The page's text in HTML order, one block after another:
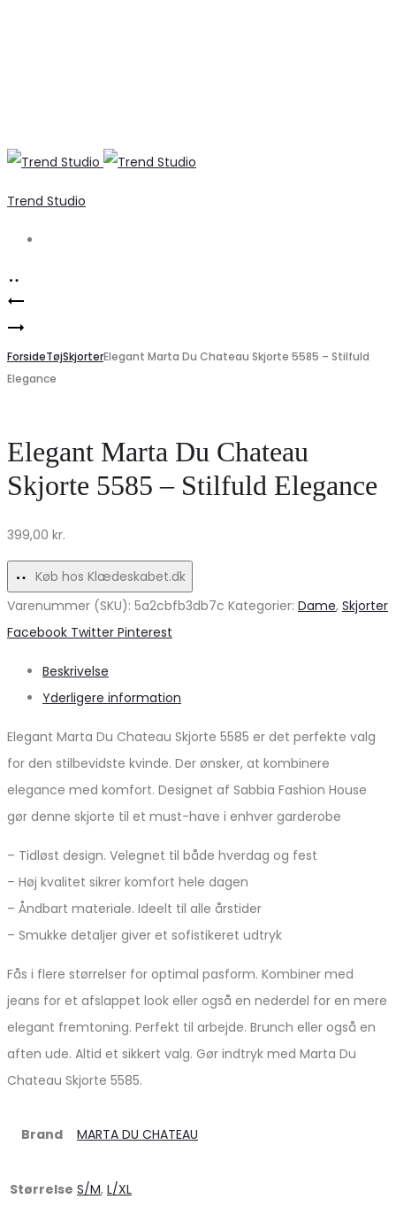
Trend Studio
Product
navigation
støvler
til
–
Margot
1128
tilbud!
VERO
MODA
VMSHELBY
shirt
–
Elegant
alsidig
kvinder!
ForsideTøjSkjorterElegant Marta Du Chateau Skjorte 5585 – Stilfuld
Elegance
Elegant Marta Du Chateau
Skjorte 5585 – Stilfuld Elegance
399,00 kr.
Køb hos Klædeskabet.dk
Varenummer (SKU): 5a2cbfb3db7c Kategorier: Dame, Skjorter
Share
Facebook Twitter Pinterest
Beskrivelse
Yderligere information
Elegant Marta Du Chateau Skjorte 5585 er det perfekte valg
for den stilbevidste kvinde. Der ønsker, at kombinere
elegance med komfort. Designet af Sabbia Fashion House
gør denne skjorte til et must-have i enhver garderobe
– Tidløst design. Velegnet til både hverdag og fest
– Høj kvalitet sikrer komfort hele dagen
– Åndbart materiale. Ideelt til alle årstider
– Smukke detaljer giver et sofistikeret udtryk
Fås i flere størrelser for optimal pasform. Kombiner med
jeans for et afslappet look eller også en nederdel for en mere
elegant fremtoning. Perfekt til arbejde. Brunch eller også en
aften ude. Altid et sikkert valg. Gør indtryk med Marta Du
Chateau Skjorte 5585.
Brand MARTA DU CHATEAU
Størrelse S/M, L/XL